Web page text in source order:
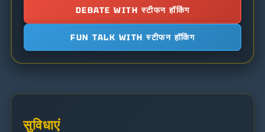
DEBATE WITH स्टीफन हॉकिंग
FUN TALK WITH स्टीफन हॉकिंग
सुविधाएं